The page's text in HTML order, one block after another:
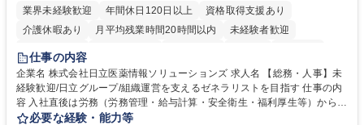
業界未経験歓迎
年間休日120日以上
資格取得支援あり
介護休暇あり
月平均残業時間20時間以内
未経験者歓迎
住宅手当あり
育休あり
完全週休2日制 交通費支給 土日祝休み 寮・社宅あり
仕事の内容
企業名 株式会社日立医薬情報ソリューションズ 求人名 【総務・人事】未
経験歓迎/日立グループ/組織運営を支えるゼネラリストを目指す 仕事の内
容 入社直後は労務（労務管理・給与計算・安全衛生・福利厚生等）からお
任せいたします。将来は総務・採用・教育業務へ守備範囲を広げ、組織運
必要な経験・能力等